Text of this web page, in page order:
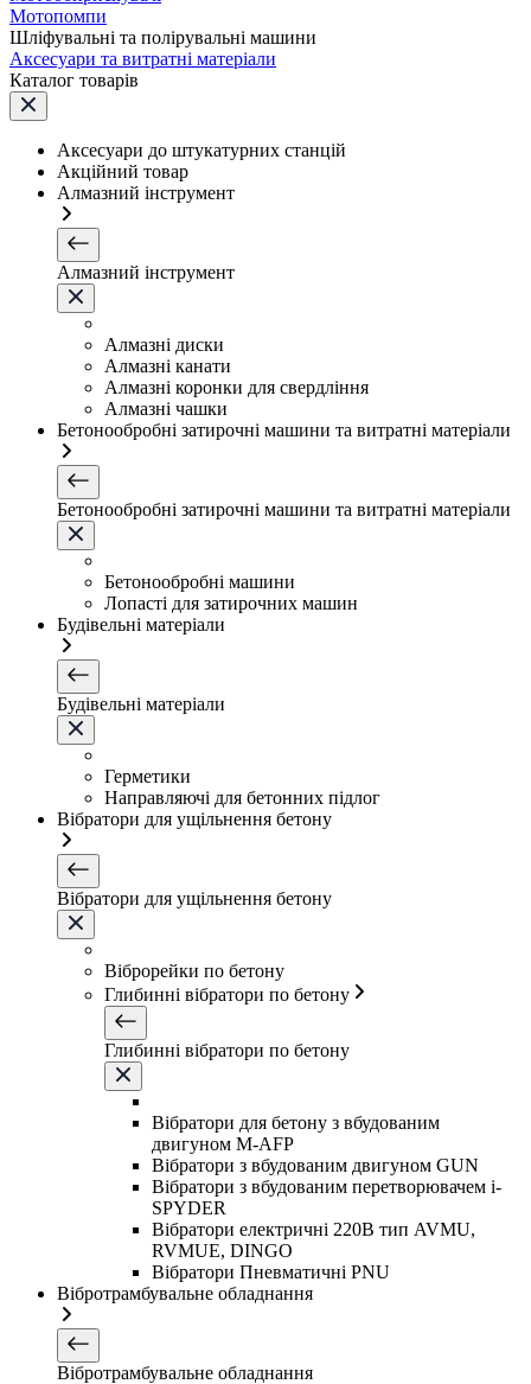
Мотопомпи
Шліфувальні та полірувальні машини
Аксесуари та витратні матеріали
Каталог товарів
Аксесуари до штукатурних станцій
Акційний товар
Алмазний інструмент
Алмазний інструмент
Алмазні диски
Алмазні канати
Алмазні коронки для свердління
Алмазні чашки
Бетонообробні затирочні машини та витратні матеріали
Бетонообробні затирочні машини та витратні матеріали
Бетонообробні машини
Лопасті для затирочних машин
Будівельні матеріали
Будівельні матеріали
Герметики
Направляючі для бетонних підлог
Вібратори для ущільнення бетону
Вібратори для ущільнення бетону
Віброрейки по бетону
Глибинні вібратори по бетону
Глибинні вібратори по бетону
Вібратори для бетону з вбудованим
двигуном M-AFP
Вібратори з вбудованим двигуном GUN
Вібратори з вбудованим перетворювачем i-
SPYDER
Вібратори електричні 220B тип AVMU,
RVMUE, DINGO
Вібратори Пневматичні PNU
Вібротрамбувальне обладнання
Вібротрамбувальне обладнання